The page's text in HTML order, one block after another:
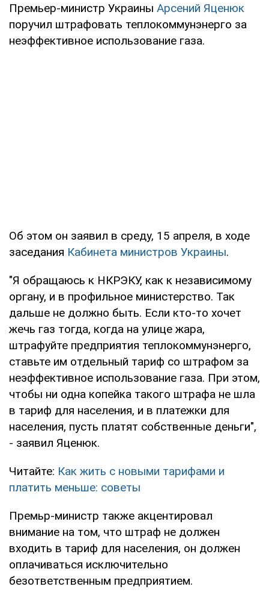
Премьер-министр Украины Арсений Яценюк
поручил штрафовать теплокоммунэнерго за
неэффективное использование газа.
Об этом он заявил в среду, 15 апреля, в ходе
заседания Кабинета министров Украины.
"Я обращаюсь к НКРЭКУ, как к независимому
органу, и в профильное министерство. Так
дальше не должно быть. Если кто-то хочет
жечь газ тогда, когда на улице жара,
штрафуйте предприятия теплокоммунэнерго,
ставьте им отдельный тариф со штрафом за
неэффективное использование газа. При этом,
чтобы ни одна копейка такого штрафа не шла
в тариф для населения, и в платежки для
населения, пусть платят собственные деньги",
- заявил Яценюк.
Читайте: Как жить с новыми тарифами и
платить меньше: советы
Премьр-министр также акцентировал
внимание на том, что штраф не должен
входить в тариф для населения, он должен
оплачиваться исключительно
безответственным предприятием.